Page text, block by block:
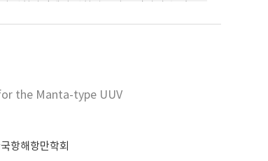
30˚~90˚인 경우 신침로거리는 125m~300m
조선하는데 매우 중요한 지표가 될 것으로
the Manta-type UUV
항해항만학회